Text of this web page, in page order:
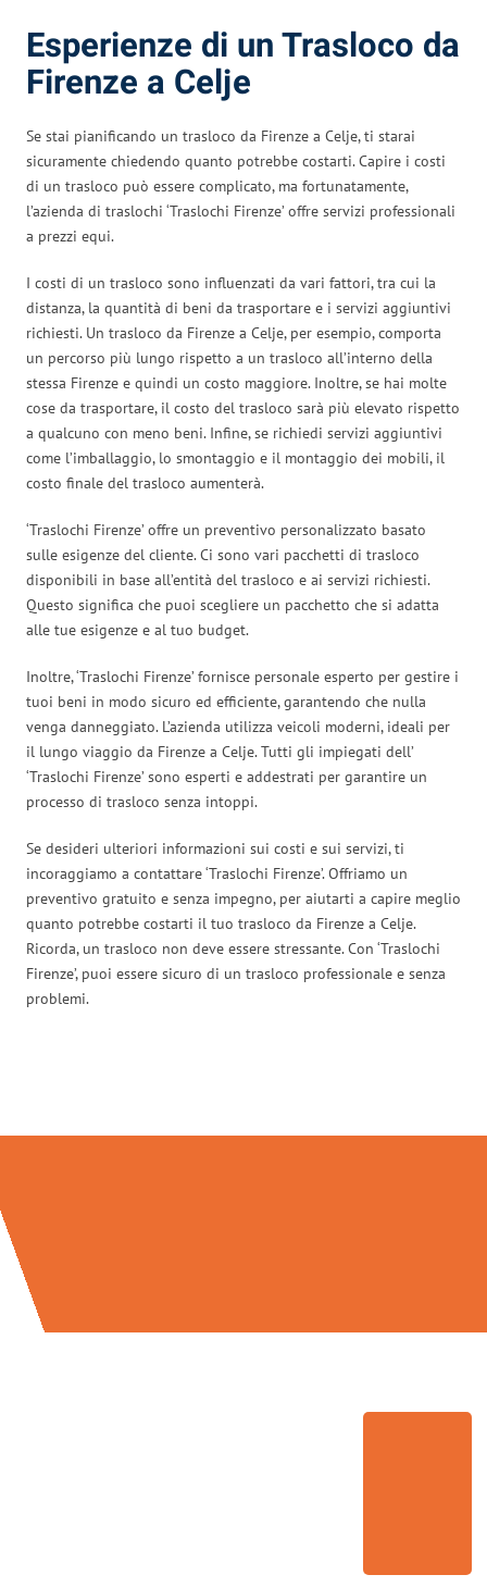
Esperienze di un Trasloco da
Firenze a Celje
Se stai pianificando un trasloco da Firenze a Celje, ti starai
sicuramente chiedendo quanto potrebbe costarti. Capire i costi
di un trasloco può essere complicato, ma fortunatamente,
l’azienda di traslochi ‘Traslochi Firenze’ offre servizi professionali
a prezzi equi.
I costi di un trasloco sono influenzati da vari fattori, tra cui la
distanza, la quantità di beni da trasportare e i servizi aggiuntivi
richiesti. Un trasloco da Firenze a Celje, per esempio, comporta
un percorso più lungo rispetto a un trasloco all’interno della
stessa Firenze e quindi un costo maggiore. Inoltre, se hai molte
cose da trasportare, il costo del trasloco sarà più elevato rispetto
a qualcuno con meno beni. Infine, se richiedi servizi aggiuntivi
come l’imballaggio, lo smontaggio e il montaggio dei mobili, il
costo finale del trasloco aumenterà.
‘Traslochi Firenze’ offre un preventivo personalizzato basato
sulle esigenze del cliente. Ci sono vari pacchetti di trasloco
disponibili in base all’entità del trasloco e ai servizi richiesti.
Questo significa che puoi scegliere un pacchetto che si adatta
alle tue esigenze e al tuo budget.
Inoltre, ‘Traslochi Firenze’ fornisce personale esperto per gestire i
tuoi beni in modo sicuro ed efficiente, garantendo che nulla
venga danneggiato. L’azienda utilizza veicoli moderni, ideali per
il lungo viaggio da Firenze a Celje. Tutti gli impiegati dell’
‘Traslochi Firenze’ sono esperti e addestrati per garantire un
processo di trasloco senza intoppi.
Se desideri ulteriori informazioni sui costi e sui servizi, ti
incoraggiamo a contattare ‘Traslochi Firenze’. Offriamo un
preventivo gratuito e senza impegno, per aiutarti a capire meglio
quanto potrebbe costarti il tuo trasloco da Firenze a Celje.
Ricorda, un trasloco non deve essere stressante. Con ‘Traslochi
Firenze’, puoi essere sicuro di un trasloco professionale e senza
problemi.